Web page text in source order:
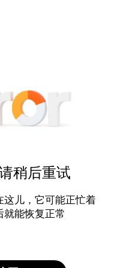
稍后重试
这儿，它可能正忙着
就能恢复正常